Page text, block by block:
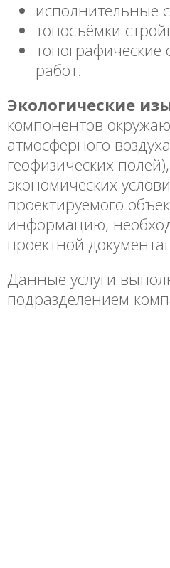
исполнительные
топосъёмки
работ.
Экологические
компонентов
атмосферного
геофизических
экономических
проектируемого
информацию,
проектной
Данные услуги
подразделением